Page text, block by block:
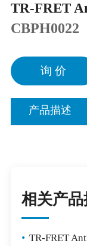
TR-FRET
CBPH0022
询 价
产品描述
相关产品
• TR-FRET